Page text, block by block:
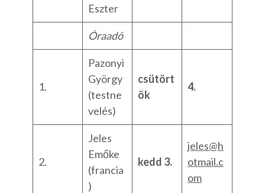
Eszter
Óraadó
1.
Pazonyi
György
(testne
velés)
csütört
ök
4.
2.
Jeles
Emőke
(francia
)
kedd 3.
jeles@h
otmail.c
om